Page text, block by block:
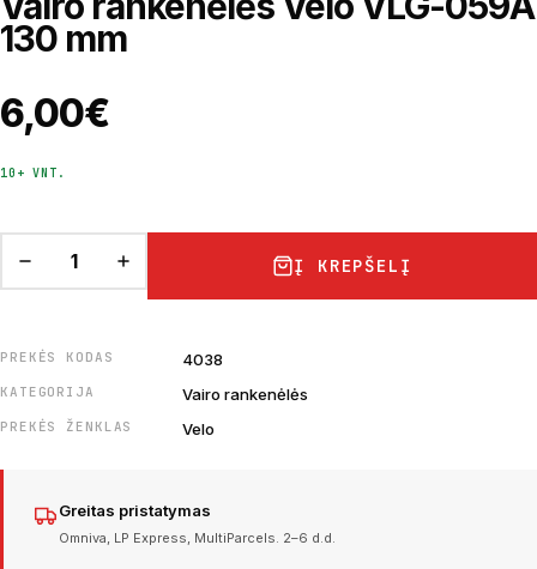
130 mm
6,00€
10+ VNT.
Į KREPŠELĮ
PREKĖS KODAS 4038
KATEGORIJA Vairo rankenėlės
PREKĖS ŽENKLAS Velo
Greitas pristatymas
Omniva, LP Express, MultiParcels. 2–6 d.d.